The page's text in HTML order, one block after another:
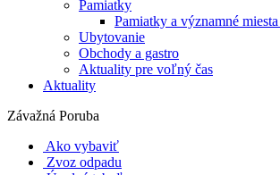
Pamiatky
Pamiatky a významné
Ubytovanie
Obchody a gastro
Aktuality pre voľný čas
Aktuality
Závažná Poruba
Ako vybaviť
Zvoz odpadu